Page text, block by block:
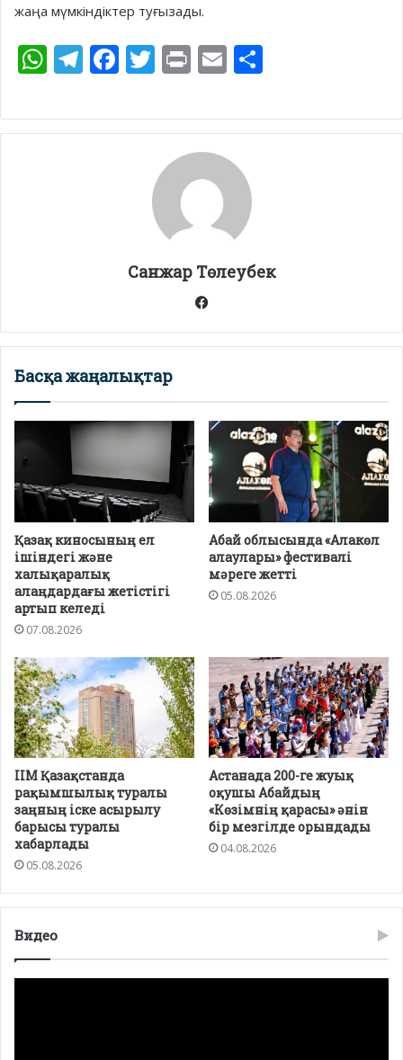
жаңа мүмкіндіктер туғызады.
W
at
s
T
e
gr
F
e
b
T
itt
er
Pr
t
E
ai
l
ar
e
Санжар Төлеубек
Facebook
Басқа жаңалықтар
Қазақ киносының ел
ішіндегі және
халықаралық
алаңдардағы жетістігі
артып келеді
07.08.2026
Абай облысында «Алакөл
алаулары» фестивалі
мәреге жетті
05.08.2026
ІІМ Қазақстанда
рақымшылық туралы
заңның іске асырылу
барысы туралы
хабарлады
05.08.2026
Астанада 200-ге жуық
оқушы Абайдың
«Көзімнің қарасы» әнін
бір мезгілде орындады
04.08.2026
Видео